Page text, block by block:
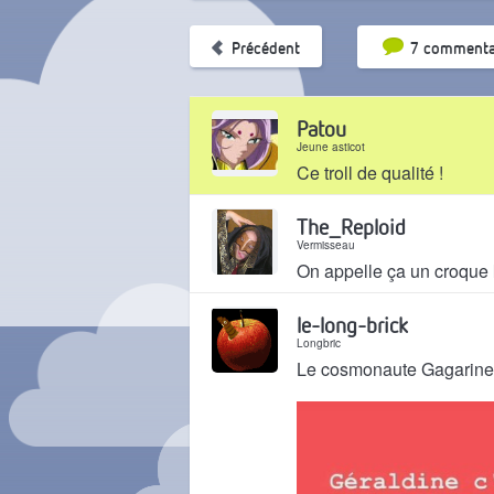
Précédent 7Tri par
Patou
Jeune asticot
Ce troll de qualité !
The_Reploid
Vermisseau
On appelle ça un croque
le-long-brick
Longbric
Le cosmonaute